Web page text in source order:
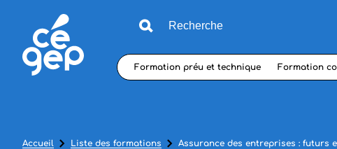
Formation préu et technique Formation
Accueil Liste des formations Assurance des entreprises : futurs